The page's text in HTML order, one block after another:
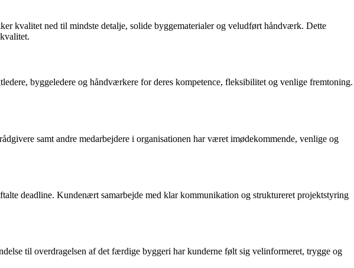
kvalitet ned til mindste detalje, solide byggematerialer og veludført håndværk. Dette
byggeledere og håndværkere for deres kompetence, fleksibilitet og venlige fremtoning.
samt andre medarbejdere i organisationen har været imødekommende, venlige og
deadline. Kundenært samarbejde med klar kommunikation og struktureret projektstyring
til overdragelsen af det færdige byggeri har kunderne følt sig velinformeret, trygge og